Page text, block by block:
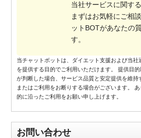
当社サービスに関す
まずはお気軽にご相
ットBOTがあなたの
す。
当チャットボットは、ダイエット支援および当社
を提供する目的でご利用いただけます。 提供目
が判断した場合、サービス品質と安定提供を維持
またはご利用をお断りする場合がございます。
的に沿ったご利用をお願い申し上げます。
お問い合わせ